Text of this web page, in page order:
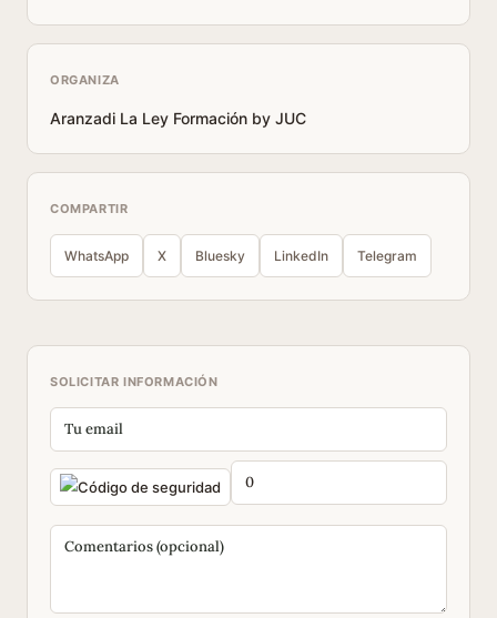
ORGANIZA
Aranzadi La Ley Formación by JUC
COMPARTIR
WhatsApp X Bluesky LinkedIn Telegram
SOLICITAR INFORMACIÓN